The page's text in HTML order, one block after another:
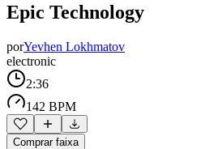
Epic Technology
porYevhen Lokhmatov
electronic
2:36
142 BPM
Comprar faixa